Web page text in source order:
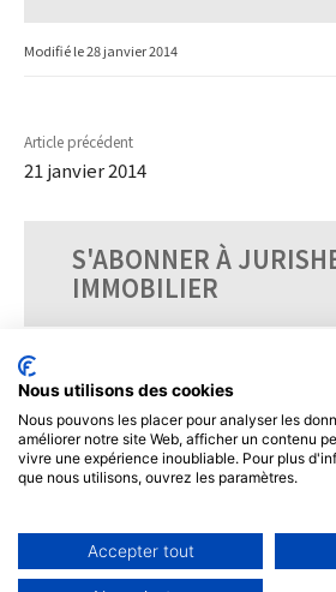
Modifié le28 janvier 2014
Article précédent
21 janvier 2014
S'ABONNER À
IMMOBILIER
Nous utilisons des cookies
Nous pouvons les placer pour analyser les
améliorer notre site Web, afficher un contenu
vivre une expérience inoubliable. Pour plus
que nous utilisons, ouvrez les paramètres.
Accepter tout